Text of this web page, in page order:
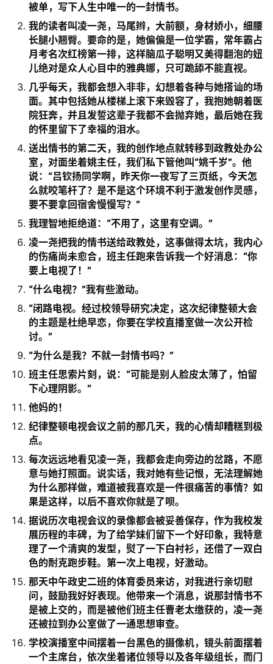
被单，写下人生中唯一的一封情书。
我的读者叫凌一尧，马尾辫，大前额，身材娇小，细腰
长腿小翘臀。要命的是，她偏偏是一位学霸，常年霸占
月考名次红榜第一排，这样脑瓜子聪明又美得翻泡的妞
儿绝对是众人心目中的雅典娜，只可跪舔不能直视。
几乎每天，我都会想入非非，幻想着各种与她搭讪的场
面。其中包括她从楼梯上滚下来毁容了，我抱她朝着医
院狂奔，并且发誓这辈子我都不会抛弃她，最后她在我
的怀里留下了幸福的泪水。
送出情书的第二天，我的创作地点就转移到政教处办公
室，对面坐着姚主任，我们私下管他叫“姚千岁”。他
说：“吕钦扬同学啊，昨天你一夜写了三页纸，今天怎
么就咬笔杆了？是不是这个环境不利于激发创作灵感，
要不要拿回宿舍慢慢写？”
我理智地拒绝道：“不用了，这里有空调。”
凌一尧把我的情书送给政教处，这事做得太坑，我内心
的伤痛尚未愈合，班主任跑来告诉我一个好消息：“你
要上电视了！”
“什么电视？”我有些激动。
“闭路电视。经过校领导研究决定，这次纪律整顿大会
的主题是杜绝早恋，你要在学校直播室做一次公开检
讨。”
“为什么是我？不就一封情书吗？”
班主任思索片刻，说：“可能是别人脸皮太薄了，怕留
下心理阴影。”
他妈的！
纪律整顿电视会议之前的那几天，我的心情却糟糕到极
点。
每次远远地看见凌一尧，我都会走向旁边的岔路，不愿
意与她打照面。说实话，我对她有些记恨，无法理解她
为什么那样做，难道被我喜欢是一件很痛苦的事情？如
果是这样，以后不喜欢你就是了呗。
据说历次电视会议的录像都会被妥善保存，作为我校发
展历程的丰碑，为了给学妹们留下一个好印象，我特意
理了一个清爽的发型，熨了一下白衬衫，还借了一双白
色的耐克跑步鞋。第一次上电视，好激动。
那天中午政史二班的体育委员来访，对我进行亲切慰
问，鼓励我好好表现。他带来一个消息，说那封情书不
是被上交的，而是被他们班主任曹老太缴获的，凌一尧
还被拉到办公室做了一通思想审查。
学校演播室中间摆着一台黑色的摄像机，镜头前面摆着
一个主席台，依次坐着诸位领导以及各年级组长，而门